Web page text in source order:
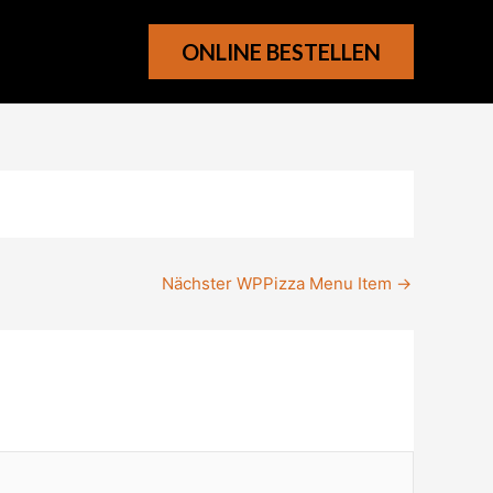
ONLINE BESTELLEN
Nächster WPPizza Menu Item →